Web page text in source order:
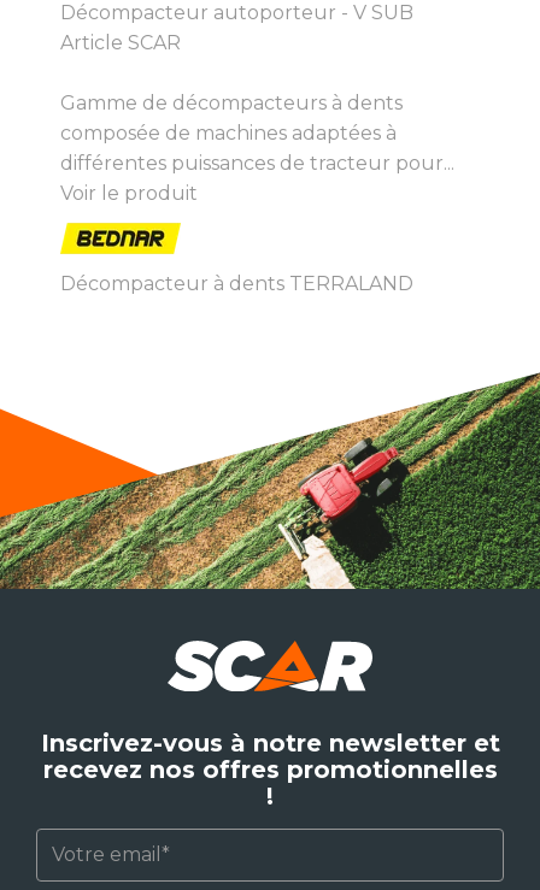
Décompacteur autoporteur - V SUB
Article SCAR
Gamme de décompacteurs à dents
composée de machines adaptées à
différentes puissances de tracteur pour...
Voir le produit
Décompacteur à dents TERRALAND
Inscrivez-vous à notre newsletter et
recevez nos offres promotionnelles
!